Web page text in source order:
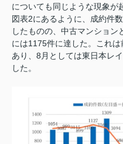
についても同じような現象が
図表2にあるように、成約件
したものの、中古マンション
には1175件に達した。これ
あり、8月としては東日本レ
した。